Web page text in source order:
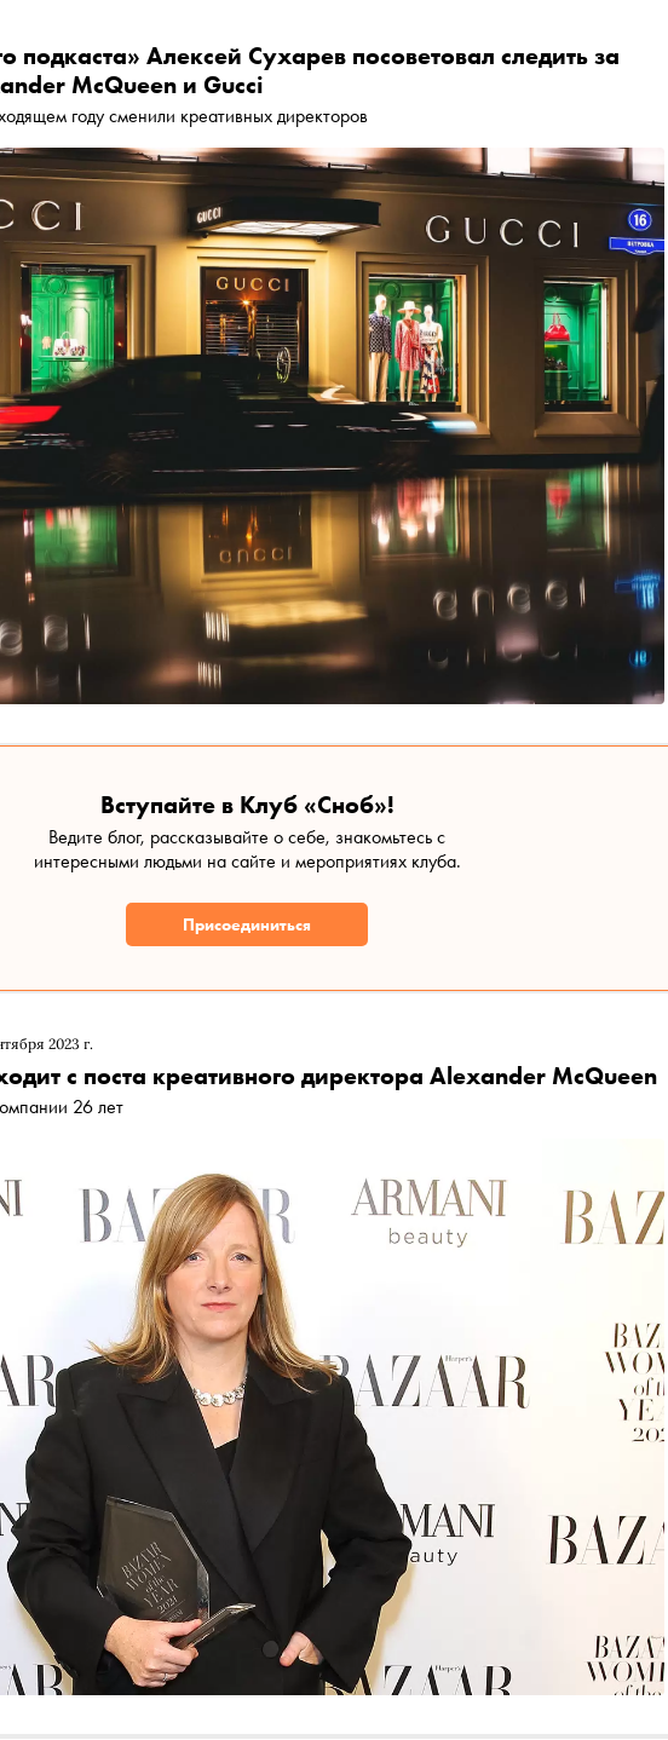
подкаста» Алексей Сухарев посоветовал следить за
McQueen и Gucci
году сменили креативных директоров
Вступайте в Клуб «Сноб»!
Ведите блог, рассказывайте о себе, знакомьтесь с
интересными людьми на сайте и мероприятиях клуба.
Присоединиться
2023 г.
с поста креативного директора Alexander McQueen
26 лет